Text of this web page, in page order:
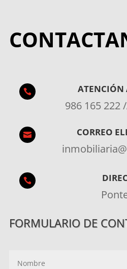
 ATENCIÓN
986 165 222
 CORREO

FORMULARIO DE